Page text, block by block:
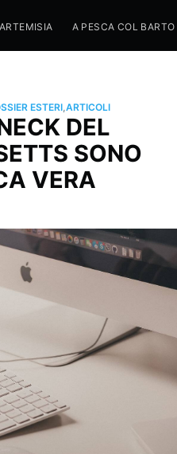
ARTEMISIA A PESCA COL BARTO
ESTERI,ARTICOLI
DEL
SONO
VERA